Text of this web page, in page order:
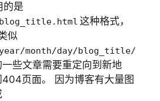
的是
blog_title.html 这种格式，
似
year/month/day/blog_title/
些文章需要重定向到新地
页面。 因为博客有大量图